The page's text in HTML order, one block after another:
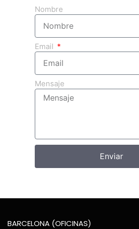
Nombre
Email
Mensaje
Enviar
BARCELONA (OFICINAS)